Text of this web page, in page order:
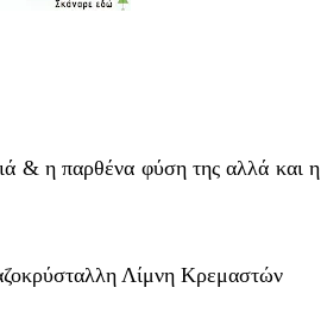
& η παρθένα φύση της αλλά και η
Λίμνη Κρεμαστών